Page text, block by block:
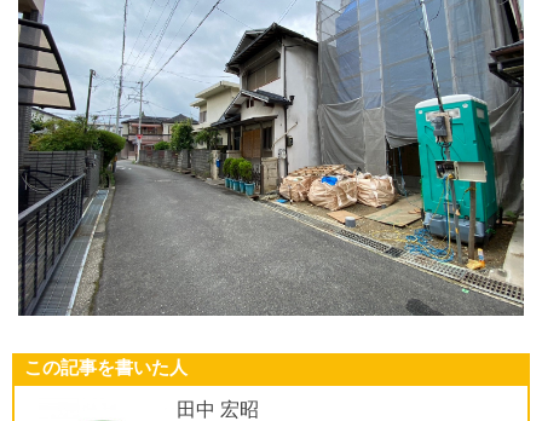
この記事を書いた人
田中 宏昭